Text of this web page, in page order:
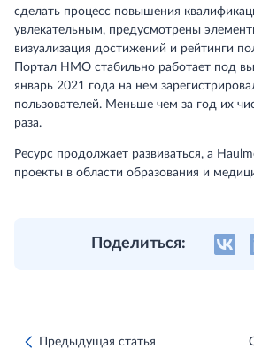
сделать процесс повышения
увлекательным, предусмотрены
визуализация достижений и рейтинги
Портал НМО стабильно работает под
январь 2021 года на нем
пользователей. Меньше чем за год их
раза.
Ресурс продолжает развиваться, а
проекты в области образования и
Поделиться:
Предыдущая статья